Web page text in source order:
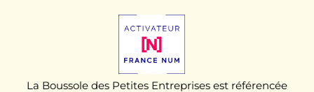
La Boussole des Petites Entreprises est référencée